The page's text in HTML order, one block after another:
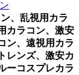
、乱視用カラ
カラコン、激安
ン、遠視用カラ
レンズ、激安カ
ーコスプレカラ